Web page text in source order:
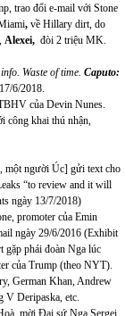
trao đổi e-mail với Stone
, về Hillary dirt, do
Alexei, đòi 2 triệu MK.
Waste of time. Caputo:
6/2018.
của Devin Nunes.
công khai thú nhận,
một người Úc] gửi text cho
“to review and it will
ngày 13/7/2018)
promoter của Emin
ngày 29/6/2016 (Exhibit
gặp phái đoàn Nga lúc
của Trump (theo NYT).
German Khan, Andrew
V Deripaska, etc.
mời Đại sứ Nga Sergei